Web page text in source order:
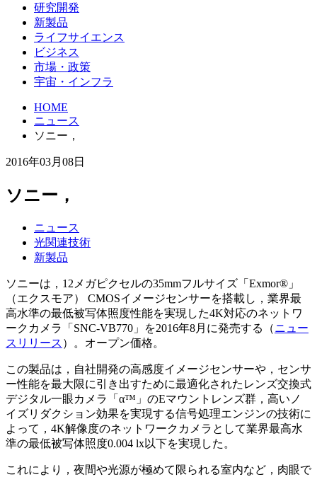
研究開発
新製品
ライフサイエンス
ビジネス
市場・政策
宇宙・インフラ
HOME
ニュース
ソニー，
2016年03月08日
ソニー，
ニュース
光関連技術
新製品
ソニーは，12メガピクセルの35mmフルサイズ「Exmor®」
（エクスモア） CMOSイメージセンサーを搭載し，業界最
高水準の最低被写体照度性能を実現した4K対応のネットワ
ークカメラ「SNC-VB770」を2016年8月に発売する（ニュー
スリリース ）。オープン価格。
この製品は，自社開発の高感度イメージセンサーや，センサ
ー性能を最大限に引き出すために最適化されたレンズ交換式
デジタル一眼カメラ「α™」のEマウントレンズ群，高いノ
イズリダクション効果を実現する信号処理エンジンの技術に
よって，4K解像度のネットワークカメラとして業界最高水
準の最低被写体照度0.004 lx以下を実現した。
これにより，夜間や光源が極めて限られる室内など，肉眼で